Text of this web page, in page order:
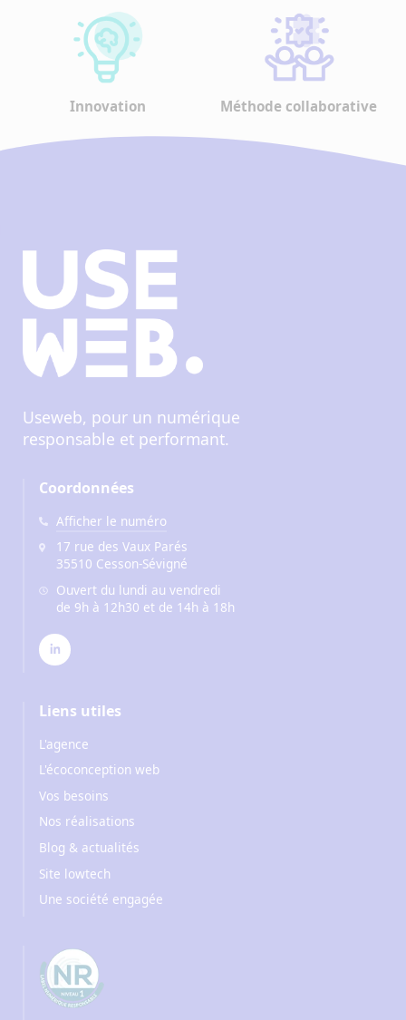
Innovation Méthode collaborative
Useweb, pour un numérique
responsable et performant.
Coordonnées
Afficher le numéro
17 rue des Vaux Parés
35510 Cesson-Sévigné
Ouvert du lundi au vendredi
de 9h à 12h30 et de 14h à 18h
Liens utiles
L'agence
L'écoconception web
Vos besoins
Nos réalisations
Blog & actualités
Site lowtech
Une société engagée